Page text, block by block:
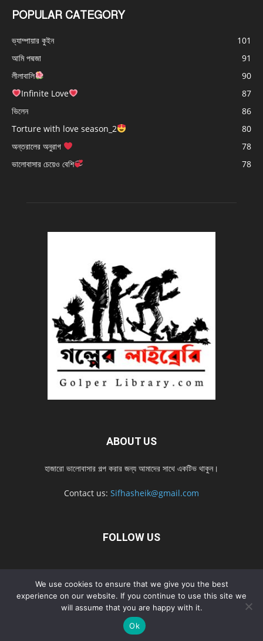
POPULAR CATEGORY
ভ্যাম্পায়ার কুইন
101
আমি পদ্মজা
91
লীলাবালি
90
Infinite Love
87
ভিলেন
86
Torture with love season_2
80
অন্তরালের অনুরাগ
78
ভালোবাসার চেয়েও বেশি
78
ABOUT US
হাজারো ভালোবাসার গল্প করার জন্য আমাদের সাথে একটিভ থাকুন।
Contact us: Sifhasheik@gmail.com
FOLLOW US
Home Contact us Privacy Policy শ্রেনী
শ্রেনী – mobile
Home – mobile
নতুন সব গল্প নতুন সব গল্প – mobile
নতুন সব গল্প 2022
নতুন সব গল্প 2022 – mobile
© Golperlibrary.com
We use cookies to ensure that we give you the best
experience on our website. If you continue to use this site we
will assume that you are happy with it.
Ok